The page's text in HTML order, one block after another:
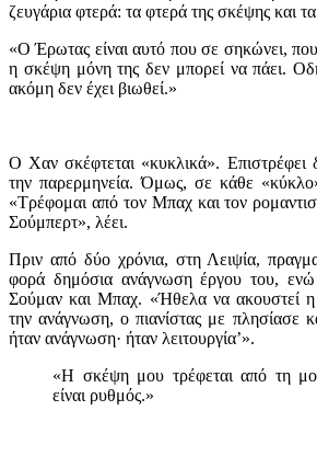
ζευγάρια φτερά: τα φτερά της σκέψης και
«Ο Έρωτας είναι αυτό που σε σηκώνει,
η σκέψη μόνη της δεν μπορεί να πάει.
ακόμη δεν έχει βιωθεί.»
Ο Χαν σκέφτεται «κυκλικά». Επιστρέφει
την παρερμηνεία. Όμως, σε κάθε
«Τρέφομαι από τον Μπαχ και τον
Σούμπερτ», λέει.
Πριν από δύο χρόνια, στη Λειψία,
φορά δημόσια ανάγνωση έργου του, ενώ
Σούμαν και Μπαχ. «Ήθελα να ακουστεί
την ανάγνωση, ο πιανίστας με πλησίασε
ήταν ανάγνωση· ήταν λειτουργία’».
«Η σκέψη μου τρέφεται από τη
είναι ρυθμός.»